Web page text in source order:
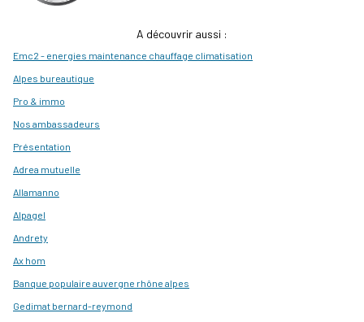
A découvrir aussi :
Emc2 - energies maintenance chauffage climatisation
Alpes bureautique
Pro & immo
Nos ambassadeurs
Présentation
Adrea mutuelle
Allamanno
Alpagel
Andrety
Ax hom
Banque populaire auvergne rhône alpes
Gedimat bernard-reymond